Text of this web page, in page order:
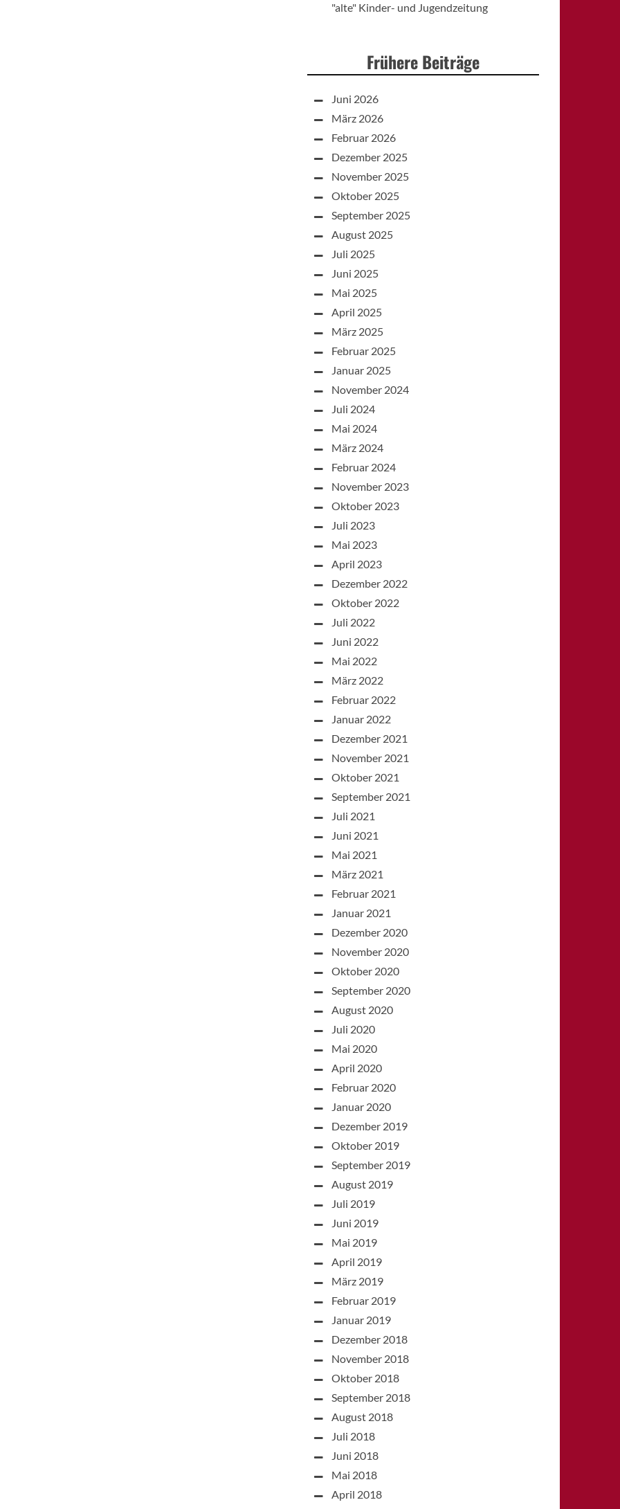
"alte" Kinder- und Jugendzeitung
Frühere Beiträge
Juni 2026
März 2026
Februar 2026
Dezember 2025
November 2025
Oktober 2025
September 2025
August 2025
Juli 2025
Juni 2025
Mai 2025
April 2025
März 2025
Februar 2025
Januar 2025
November 2024
Juli 2024
Mai 2024
März 2024
Februar 2024
November 2023
Oktober 2023
Juli 2023
Mai 2023
April 2023
Dezember 2022
Oktober 2022
Juli 2022
Juni 2022
Mai 2022
März 2022
Februar 2022
Januar 2022
Dezember 2021
November 2021
Oktober 2021
September 2021
Juli 2021
Juni 2021
Mai 2021
März 2021
Februar 2021
Januar 2021
Dezember 2020
November 2020
Oktober 2020
September 2020
August 2020
Juli 2020
Mai 2020
April 2020
Februar 2020
Januar 2020
Dezember 2019
Oktober 2019
September 2019
August 2019
Juli 2019
Juni 2019
Mai 2019
April 2019
März 2019
Februar 2019
Januar 2019
Dezember 2018
November 2018
Oktober 2018
September 2018
August 2018
Juli 2018
Juni 2018
Mai 2018
April 2018